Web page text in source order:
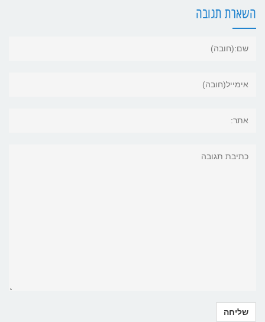
השארת תגובה